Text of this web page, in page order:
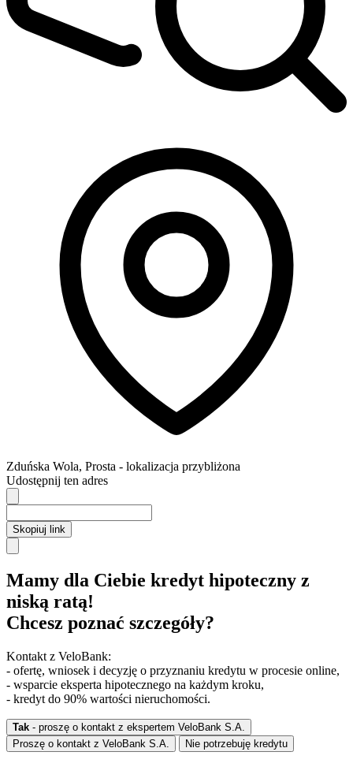
Zduńska Wola, Prosta - lokalizacja przybliżona
Udostępnij ten adres
Skopiuj link
Mamy dla Ciebie kredyt hipoteczny z
niską ratą!
Chcesz poznać szczegóły?
Kontakt z VeloBank:
- ofertę, wniosek i decyzję o przyznaniu kredytu w procesie online,
- wsparcie eksperta hipotecznego na każdym kroku,
- kredyt do 90% wartości nieruchomości.
Tak - proszę o kontakt z ekspertem VeloBank S.A.
Proszę o kontakt z VeloBank S.A.
Nie potrzebuję kredytu